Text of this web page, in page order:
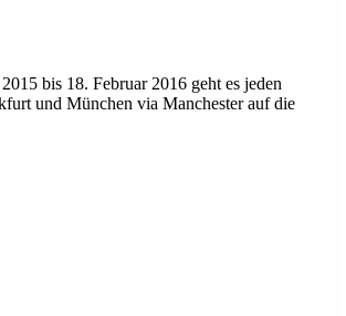
bis 18. Februar 2016 geht es jeden
und München via Manchester auf die